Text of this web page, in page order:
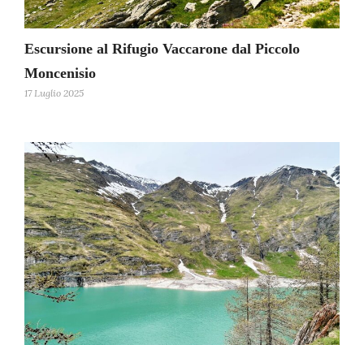
Escursione al Rifugio Vaccarone dal Piccolo
Moncenisio
17 Luglio 2025